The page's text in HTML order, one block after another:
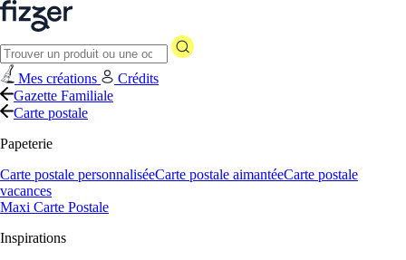
Mes créations
Crédits
Gazette Familiale
Carte postale
Papeterie
Carte postale personnaliséeCarte postale aimantéeCarte postale
vacances
Maxi Carte Postale
Inspirations